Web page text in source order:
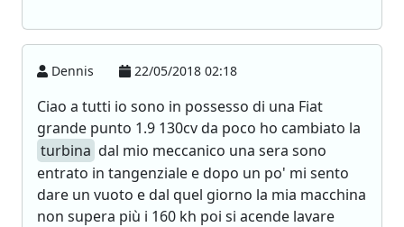
Dennis 22/05/2018 02:18
Ciao a tutti io sono in possesso di una Fiat
grande punto 1.9 130cv da poco ho cambiato la
turbina dal mio meccanico una sera sono
entrato in tangenziale e dopo un po' mi sento
dare un vuoto e dal quel giorno la mia macchina
non supera più i 160 kh poi si acende lavare